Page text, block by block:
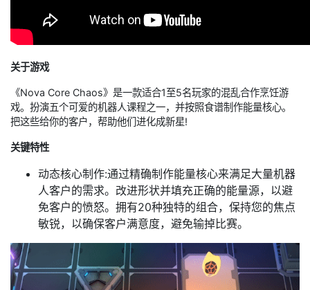
关于游戏
《Nova Core Chaos》是一款适合1至5名玩家的混乱合作烹饪游
戏。扮演五个可爱的机器人课程之一，并按照食谱制作能量核心。
把这些给你的客户，帮助他们进化成新星!
关键特性
动态核心制作:通过精确制作能量核心来满足大量机器
人客户的需求。改进形状并填充正确的能量源，以避
免客户的愤怒。拥有20种独特的组合，保持您的焦点
敏锐，以确保客户满意度，避免输掉比赛。